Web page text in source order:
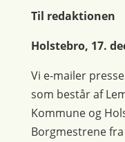
Til redaktionen
Holstebro, 17.
Vi e-mailer
som består af
Kommune og
Borgmestrene